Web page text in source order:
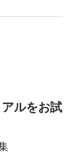
ルをお試